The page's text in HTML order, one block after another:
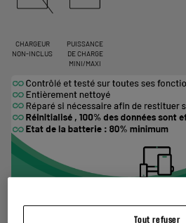
CHARGEUR
NON-INCLUS
PUISSANCE
DE CHARGE
MINI/MAXI
Tout refuser